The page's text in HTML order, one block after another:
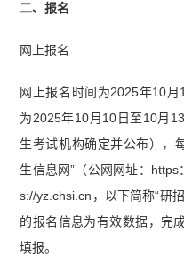
二、报名
网上报名
网上报名时间为2025年10
为2025年10月10日至10月
生考试机构确定并公布），
生信息网”（公网网址：
s://yz.chsi.cn，以下简称“研
的报名信息为有效数据，完
填报。